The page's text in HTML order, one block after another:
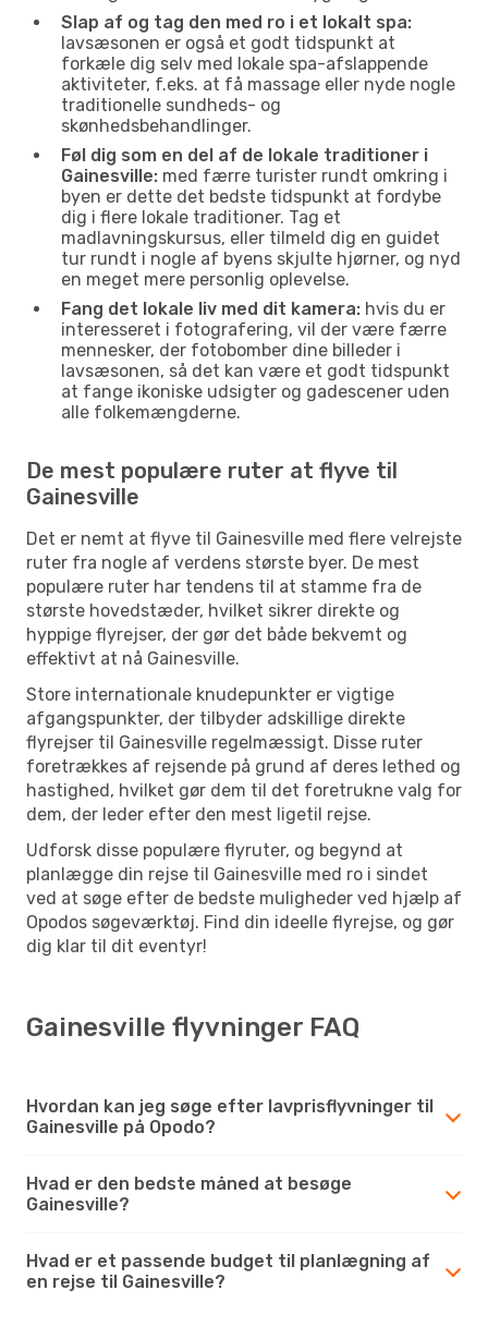
Slap af og tag den med ro i et lokalt spa:
lavsæsonen er også et godt tidspunkt at
forkæle dig selv med lokale spa-afslappende
aktiviteter, f.eks. at få massage eller nyde nogle
traditionelle sundheds- og
skønhedsbehandlinger.
Føl dig som en del af de lokale traditioner i
Gainesville: med færre turister rundt omkring i
byen er dette det bedste tidspunkt at fordybe
dig i flere lokale traditioner. Tag et
madlavningskursus, eller tilmeld dig en guidet
tur rundt i nogle af byens skjulte hjørner, og nyd
en meget mere personlig oplevelse.
Fang det lokale liv med dit kamera: hvis du er
interesseret i fotografering, vil der være færre
mennesker, der fotobomber dine billeder i
lavsæsonen, så det kan være et godt tidspunkt
at fange ikoniske udsigter og gadescener uden
alle folkemængderne.
De mest populære ruter at flyve til
Gainesville
Det er nemt at flyve til Gainesville med flere velrejste
ruter fra nogle af verdens største byer. De mest
populære ruter har tendens til at stamme fra de
største hovedstæder, hvilket sikrer direkte og
hyppige flyrejser, der gør det både bekvemt og
effektivt at nå Gainesville.
Store internationale knudepunkter er vigtige
afgangspunkter, der tilbyder adskillige direkte
flyrejser til Gainesville regelmæssigt. Disse ruter
foretrækkes af rejsende på grund af deres lethed og
hastighed, hvilket gør dem til det foretrukne valg for
dem, der leder efter den mest ligetil rejse.
Udforsk disse populære flyruter, og begynd at
planlægge din rejse til Gainesville med ro i sindet
ved at søge efter de bedste muligheder ved hjælp af
Opodos søgeværktøj. Find din ideelle flyrejse, og gør
dig klar til dit eventyr!
Gainesville flyvninger FAQ
Hvordan kan jeg søge efter lavprisflyvninger til
Gainesville på Opodo?
Hvad er den bedste måned at besøge
Gainesville?
Hvad er et passende budget til planlægning af
en rejse til Gainesville?